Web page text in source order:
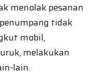
menolak pesanan
tidak
mobil,
melakukan
lain.